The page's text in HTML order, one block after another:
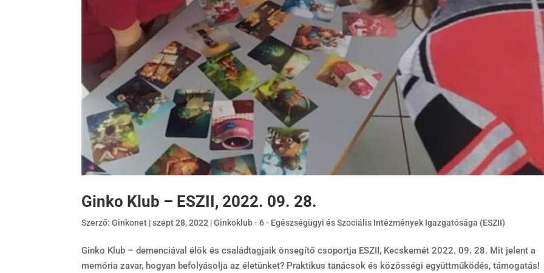
Ginko Klub – ESZII, 2022. 09. 28.
Szerző:Ginkonet |szept 28, 2022 |Ginkoklub - 6 - Egészségügyi és Szociális Intézmények Igazgatósága (ESZII)
Ginko Klub – demenciával élők és családtagjaik önsegítő csoportja ESZII, Kecskemét 2022. 09. 28. Mit jelent a
memória zavar, hogyan befolyásolja az életünket? Praktikus tanácsok és közösségi együttműködés, támogatás!